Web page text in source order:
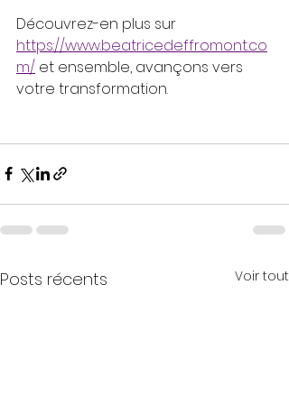
Découvrez-en plus sur
https://www.beatricedeffromont.co
m/ et ensemble, avançons vers
votre transformation.
Posts récents Voir tout